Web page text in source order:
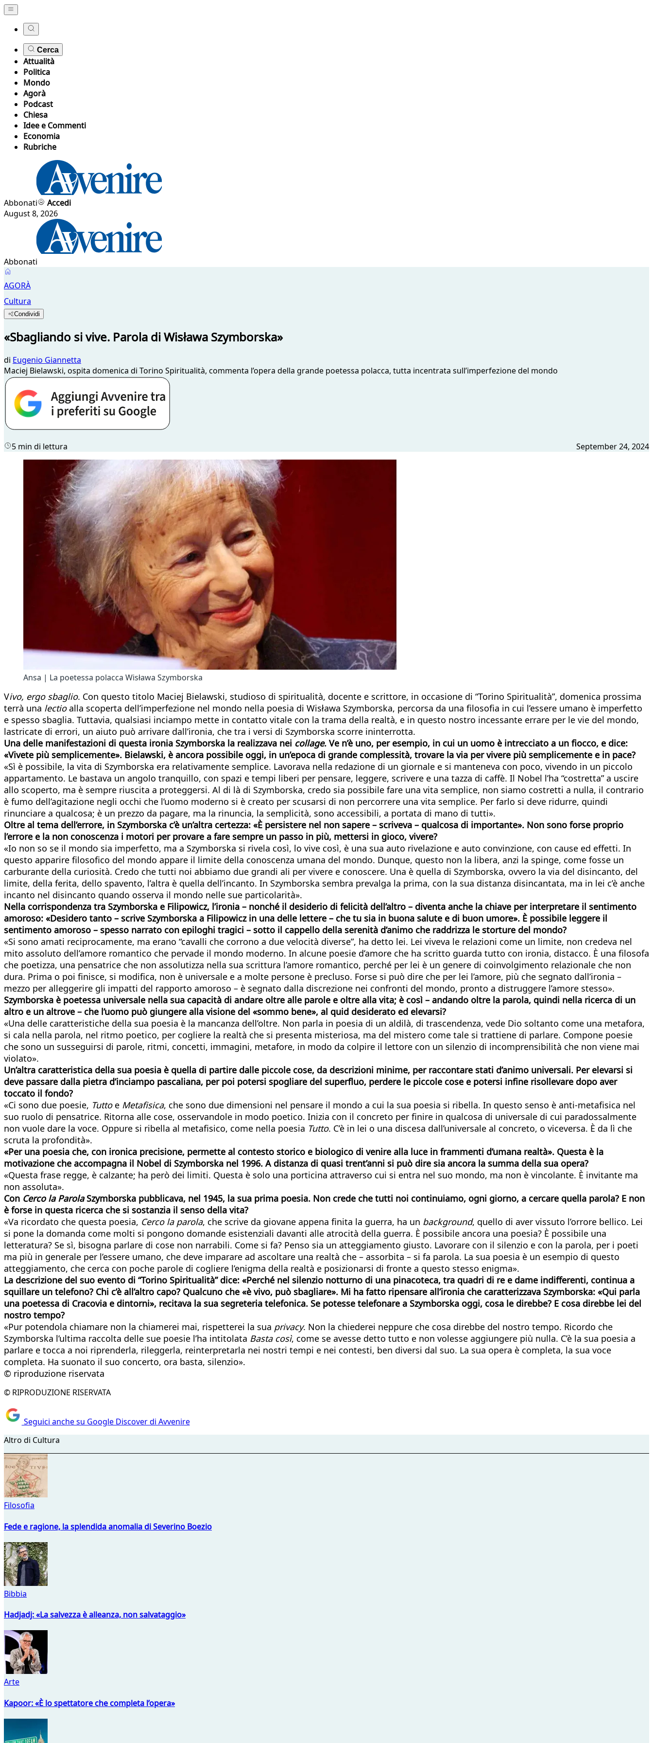
Cerca
Attualità
Politica
Mondo
Agorà
Podcast
Chiesa
Idee e Commenti
Economia
Rubriche
Abbonati
Accedi
August 8, 2026
Abbonati
AGORÀ
Cultura
Condividi
«Sbagliando si vive. Parola di Wisława Szymborska»
di Eugenio Giannetta
Maciej Bielawski, ospita domenica di Torino Spiritualità, commenta l’opera della grande poetessa polacca, tutta incentrata sull’imperfezione del mondo
5 min di lettura September 24, 2024
Ansa | La poetessa polacca Wisława Szymborska
Vivo, ergo sbaglio. Con questo titolo Maciej Bielawski, studioso di spiritualità, docente e scrittore, in occasione di “Torino Spiritualità”, domenica prossima
terrà una lectioalla scoperta dell’imperfezione nel mondo nella poesia di Wisława Szymborska, percorsa da una filosofia in cui l’essere umano è imperfetto
e spesso sbaglia. Tuttavia, qualsiasi inciampo mette in contatto vitale con la trama della realtà, e in questo nostro incessante errare per le vie del mondo,
lastricate di errori, un aiuto può arrivare dall’ironia, che tra i versi di Szymborska scorre ininterrotta.
Una delle manifestazioni di questa ironia Szymborska la realizzava nei collage. Ve n’è uno, per esempio, in cui un uomo è intrecciato a un fiocco, e dice:
«Vivete più semplicemente». Bielawski, è ancora possibile oggi, in un’epoca di grande complessità, trovare la via per vivere più semplicemente e in pace?
«Sì è possibile, la vita di Szymborska era relativamente semplice. Lavorava nella redazione di un giornale e si manteneva con poco, vivendo in un piccolo
appartamento. Le bastava un angolo tranquillo, con spazi e tempi liberi per pensare, leggere, scrivere e una tazza di caffè. Il Nobel l’ha “costretta” a uscire
allo scoperto, ma è sempre riuscita a proteggersi. Al di là di Szymborska, credo sia possibile fare una vita semplice, non siamo costretti a nulla, il contrario
è fumo dell’agitazione negli occhi che l’uomo moderno si è creato per scusarsi di non percorrere una vita semplice. Per farlo si deve ridurre, quindi
rinunciare a qualcosa; è un prezzo da pagare, ma la rinuncia, la semplicità, sono accessibili, a portata di mano di tutti».
Oltre al tema dell’errore, in Szymborska c’è un’altra certezza: «È persistere nel non sapere – scriveva – qualcosa di importante». Non sono forse proprio
l’errore e la non conoscenza i motori per provare a fare sempre un passo in più, mettersi in gioco, vivere?
«Io non so se il mondo sia imperfetto, ma a Szymborska si rivela così, lo vive così, è una sua auto rivelazione e auto convinzione, con cause ed effetti. In
questo apparire filosofico del mondo appare il limite della conoscenza umana del mondo. Dunque, questo non la libera, anzi la spinge, come fosse un
carburante della curiosità. Credo che tutti noi abbiamo due grandi ali per vivere e conoscere. Una è quella di Szymborska, ovvero la via del disincanto, del
limite, della ferita, dello spavento, l’altra è quella dell’incanto. In Szymborska sembra prevalga la prima, con la sua distanza disincantata, ma in lei c’è anche
incanto nel disincanto quando osserva il mondo nelle sue particolarità».
Nella corrispondenza tra Szymborska e Filipowicz, l’ironia – nonché il desiderio di felicità dell’altro – diventa anche la chiave per interpretare il sentimento
amoroso: «Desidero tanto – scrive Szymborska a Filipowicz in una delle lettere – che tu sia in buona salute e di buon umore». È possibile leggere il
sentimento amoroso – spesso narrato con epiloghi tragici – sotto il cappello della serenità d’animo che raddrizza le storture del mondo?
«Si sono amati reciprocamente, ma erano “cavalli che corrono a due velocità diverse”, ha detto lei. Lei viveva le relazioni come un limite, non credeva nel
mito assoluto dell’amore romantico che pervade il mondo moderno. In alcune poesie d’amore che ha scritto guarda tutto con ironia, distacco. È una filosofa
che poetizza, una pensatrice che non assolutizza nella sua scrittura l’amore romantico, perché per lei è un genere di coinvolgimento relazionale che non
dura. Prima o poi finisce, si modifica, non è universale e a molte persone è precluso. Forse si può dire che per lei l’amore, più che segnato dall’ironia –
mezzo per alleggerire gli impatti del rapporto amoroso – è segnato dalla discrezione nei confronti del mondo, pronto a distruggere l’amore stesso».
Szymborska è poetessa universale nella sua capacità di andare oltre alle parole e oltre alla vita; è così – andando oltre la parola, quindi nella ricerca di un
altro e un altrove – che l’uomo può giungere alla visione del «sommo bene», al quid desiderato ed elevarsi?
«Una delle caratteristiche della sua poesia è la mancanza dell’oltre. Non parla in poesia di un aldilà, di trascendenza, vede Dio soltanto come una metafora,
si cala nella parola, nel ritmo poetico, per cogliere la realtà che si presenta misteriosa, ma del mistero come tale si trattiene di parlare. Compone poesie
che sono un susseguirsi di parole, ritmi, concetti, immagini, metafore, in modo da colpire il lettore con un silenzio di incomprensibilità che non viene mai
violato».
Un’altra caratteristica della sua poesia è quella di partire dalle piccole cose, da descrizioni minime, per raccontare stati d’animo universali. Per elevarsi si
deve passare dalla pietra d’inciampo pascaliana, per poi potersi spogliare del superfluo, perdere le piccole cose e potersi infine risollevare dopo aver
toccato il fondo?
«Ci sono due poesie, Tuttoe Metafisica, che sono due dimensioni nel pensare il mondo a cui la sua poesia si ribella. In questo senso è anti-metafisica nel
suo ruolo di pensatrice. Ritorna alle cose, osservandole in modo poetico. Inizia con il concreto per finire in qualcosa di universale di cui paradossalmente
non vuole dare la voce. Oppure si ribella al metafisico, come nella poesia Tutto. C’è in lei o una discesa dall’universale al concreto, o viceversa. È da lì che
scruta la profondità».
«Per una poesia che, con ironica precisione, permette al contesto storico e biologico di venire alla luce in frammenti d’umana realtà». Questa è la
motivazione che accompagna il Nobel di Szymborska nel 1996. A distanza di quasi trent’anni si può dire sia ancora la summa della sua opera?
«Questa frase regge, è calzante; ha però dei limiti. Questa è solo una porticina attraverso cui si entra nel suo mondo, ma non è vincolante. È invitante ma
non assoluta».
Con Cerco la ParolaSzymborska pubblicava, nel 1945, la sua prima poesia. Non crede che tutti noi continuiamo, ogni giorno, a cercare quella parola? E non
è forse in questa ricerca che si sostanzia il senso della vita?
«Va ricordato che questa poesia, Cerco la parola, che scrive da giovane appena finita la guerra, ha un background, quello di aver vissuto l’orrore bellico. Lei
si pone la domanda come molti si pongono domande esistenziali davanti alle atrocità della guerra. È possibile ancora una poesia? È possibile una
letteratura? Se sì, bisogna parlare di cose non narrabili. Come si fa? Penso sia un atteggiamento giusto. Lavorare con il silenzio e con la parola, per i poeti
ma più in generale per l’essere umano, che deve imparare ad ascoltare una realtà che – assorbita – si fa parola. La sua poesia è un esempio di questo
atteggiamento, che cerca con poche parole di cogliere l’enigma della realtà e posizionarsi di fronte a questo stesso enigma».
La descrizione del suo evento di “Torino Spiritualità” dice: «Perché nel silenzio notturno di una pinacoteca, tra quadri di re e dame indifferenti, continua a
squillare un telefono? Chi c’è all’altro capo? Qualcuno che «è vivo, può sbagliare». Mi ha fatto ripensare all’ironia che caratterizzava Szymborska: «Qui parla
una poetessa di Cracovia e dintorni», recitava la sua segreteria telefonica. Se potesse telefonare a Szymborska oggi, cosa le direbbe? E cosa direbbe lei del
nostro tempo?
«Pur potendola chiamare non la chiamerei mai, rispetterei la sua privacy. Non la chiederei neppure che cosa direbbe del nostro tempo. Ricordo che
Szymborska l’ultima raccolta delle sue poesie l’ha intitolata Basta così, come se avesse detto tutto e non volesse aggiungere più nulla. C’è la sua poesia a
parlare e tocca a noi riprenderla, rileggerla, reinterpretarla nei nostri tempi e nei contesti, ben diversi dal suo. La sua opera è completa, la sua voce
completa. Ha suonato il suo concerto, ora basta, silenzio».
© riproduzione riservata
© RIPRODUZIONE RISERVATA
Seguici anche su Google Discover di Avvenire
Altro di Cultura
Filosofia
Fede e ragione, la splendida anomalia di Severino Boezio
Bibbia
Hadjadj: «La salvezza è alleanza, non salvataggio»
Arte
Kapoor: «È lo spettatore che completa l’opera»